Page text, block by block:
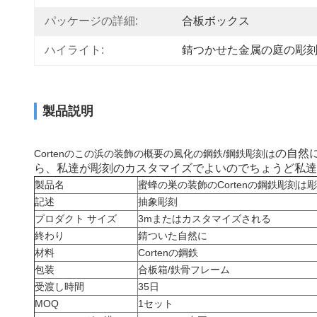
パッケージの詳細: 合板ボックス
ハイライト: 錆つかせた金属の庭の彫刻
製品説明
Cortenのこの浜の装飾の概要の風化の鋼鉄/鋼鉄彫刻はの自然
ら、私達が彫刻のカスタマイズでよいのでちょうど私
製品名
蜜蜂の巣の装飾のCortenの鋼鉄彫刻は
記述
抽象彫刻
プロダクト サイズ
3mまたはカスタマイズされる
終わり
錆ついた自然に
材料
Cortenの鋼鉄
包装
合板箱/鉄骨フレーム
受渡し時間
35日
MOQ
1セット